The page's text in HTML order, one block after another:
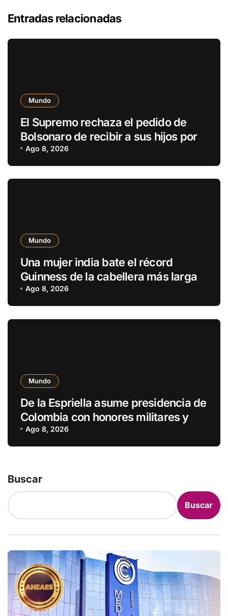
Entradas relacionadas
Mundo
El Supremo rechaza el pedido de
Bolsonaro de recibir a sus hijos por
el Día del Padre
Ago 8, 2026
Mundo
Una mujer india bate el récord
Guinness de la cabellera más larga
del mundo con casi 3 metros
Ago 8, 2026
Mundo
De la Espriella asume presidencia de
Colombia con honores militares y
reconocimiento como comandante
supremo
Ago 8, 2026
Buscar
Buscar